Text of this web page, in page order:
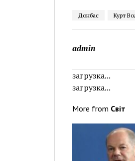
Донбас Курт
admin
загрузка...
загрузка...
More from Світ